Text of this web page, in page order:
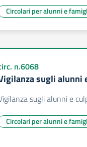
Circolari per alunni e
n.6068
sugli alunni
sugli alunni e
Circolari per alunni e